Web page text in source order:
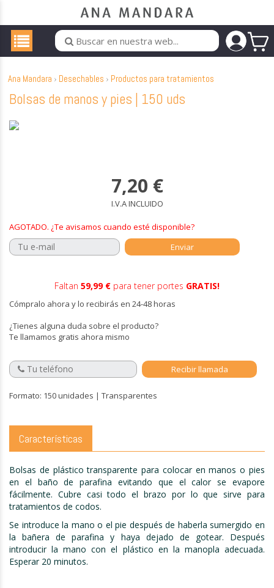
Ana Mandara Desechables Productos para tratamientos
Bolsas de manos y pies | 150 uds
Formato: 150 unidades | Transparentes
AGOTADO. ¿Te avisamos cuando esté disponible?
7,20 €
I.V.A INCLUIDO
Faltan 59,99 € para tener portes GRATIS!
Cómpralo ahora y lo recibirás en 24-48 horas
¿Tienes alguna duda sobre el producto?
Te llamamos gratis ahora mismo
Características
Bolsas de plástico transparente para colocar en manos o pies
en el baño de parafina evitando que el calor se evapore
fácilmente. Cubre casi todo el brazo por lo que sirve para
tratamientos de codos.
Se introduce la mano o el pie después de haberla sumergido en
la bañera de parafina y haya dejado de gotear. Después
introducir la mano con el plástico en la manopla adecuada.
Esperar 20 minutos.